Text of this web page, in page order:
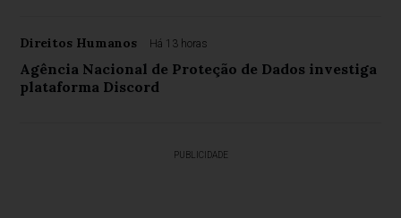
Direitos Humanos Há 13 horas
Agência Nacional de Proteção de Dados investiga
plataforma Discord
PUBLICIDADE